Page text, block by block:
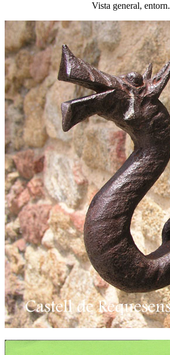
Vista general, entorn.